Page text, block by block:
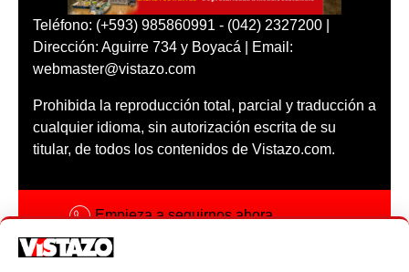
Teléfono: (+593) 985860991 - (042) 2327200 |
Dirección: Aguirre 734 y Boyacá | Email:
webmaster@vistazo.com
Prohibida la reproducción total, parcial y traducción a
cualquier idioma, sin autorización escrita de su
titular, de todos los contenidos de Vistazo.com.
Empieza a seguirnos ahora